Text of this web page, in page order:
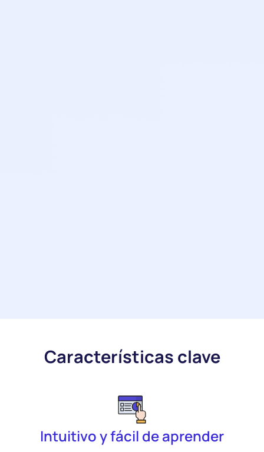
Características clave
Intuitivo y fácil de aprender